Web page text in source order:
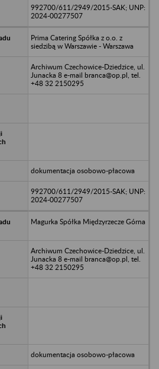
992700/611/2949/2015-SAK; UNP:
2024-00277507
Prima Catering Spółka z o.o. z
siedzibą w Warszawie - Warszawa
Archiwum Czechowice-Dziedzice, ul.
Junacka 8 e-mail branca@op.pl, tel.
+48 32 2150295
dokumentacja osobowo-płacowa
992700/611/2949/2015-SAK; UNP:
2024-00277507
Magurka Spółka Międzyrzecze Górna
Archiwum Czechowice-Dziedzice, ul.
Junacka 8 e-mail branca@op.pl, tel.
+48 32 2150295
dokumentacja osobowo-płacowa